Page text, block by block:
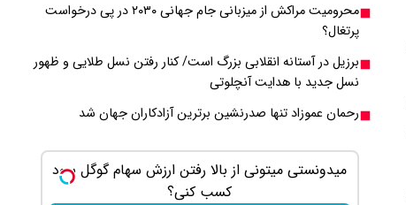
محرومیت مراکش از میزبانی جام جهانی ۲۰۳۰ در پی درخواست
پرتغال؟
برزیل در آستانه انقلابی بزرگ است/ کنار رفتن نسل طلایی و ظهور
نسل جدید با هدایت آنچلوتی
رحمان عموزاد تنها صدرنشین برترین آزادکاران جهان شد
میدونستی میتونی از بالا رفتن ارزش سهام گوگل سود
کسب کنی؟